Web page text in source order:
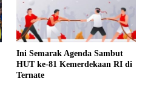
Ini Semarak Agenda Sambut
HUT ke-81 Kemerdekaan RI di
Ternate